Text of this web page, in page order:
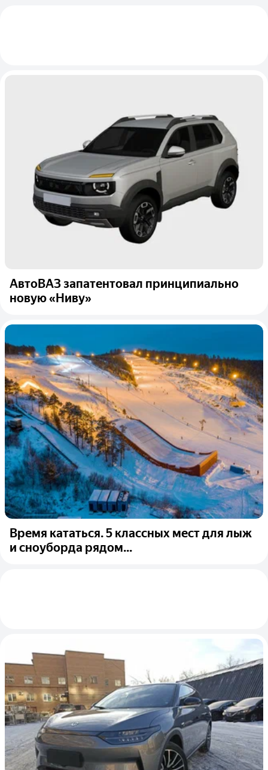
АвтоВАЗ запатентовал принципиально
новую «Ниву»
Время кататься. 5 классных мест для лыж
и сноуборда рядом...